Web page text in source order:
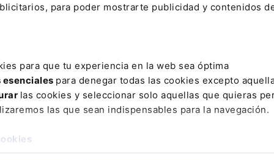
para poder mostrarte publicidad y contenidos
para que tu experiencia en la web sea óptima
esenciales para denegar todas las cookies excepto
las cookies y seleccionar solo aquellas que quieras
las que sean indispensables para la navegación.
flotantes producen “innegables afecciones al
lúdico-deportivo de los embalses”, “a
del medio ambiente, la calidad de las aguas, flora y
de los elementos flotantes”, los “posibles vertidos
de los embalses”.
central, alegó por su parte que la excepción de
de interés público”, en concreto a “la extraordinaria
de energía
de urgencia ni el procedimiento se desarrolló